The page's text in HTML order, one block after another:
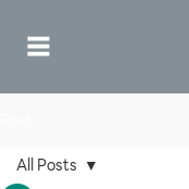
All Posts